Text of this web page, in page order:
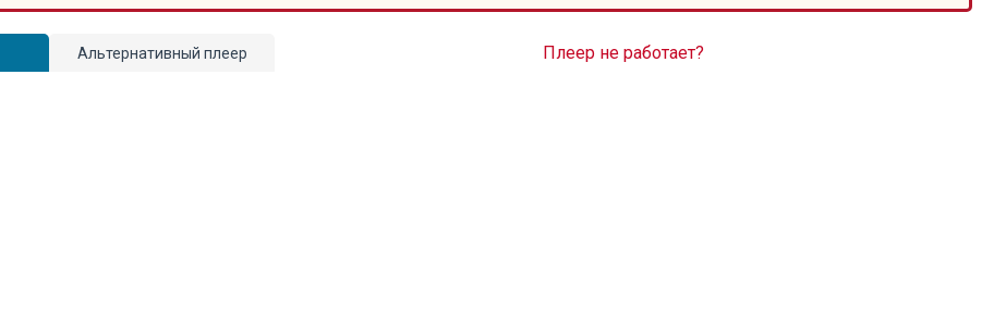
Альтернативный плеер Плеер не работает?